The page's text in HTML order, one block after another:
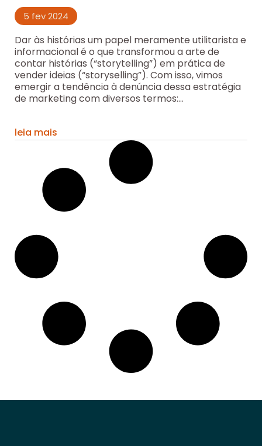
5 fev 2024
Dar às histórias um papel meramente utilitarista e
informacional é o que transformou a arte de
contar histórias (“storytelling”) em prática de
vender ideias (“storyselling”). Com isso, vimos
emergir a tendência à denúncia dessa estratégia
de marketing com diversos termos:...
leia mais